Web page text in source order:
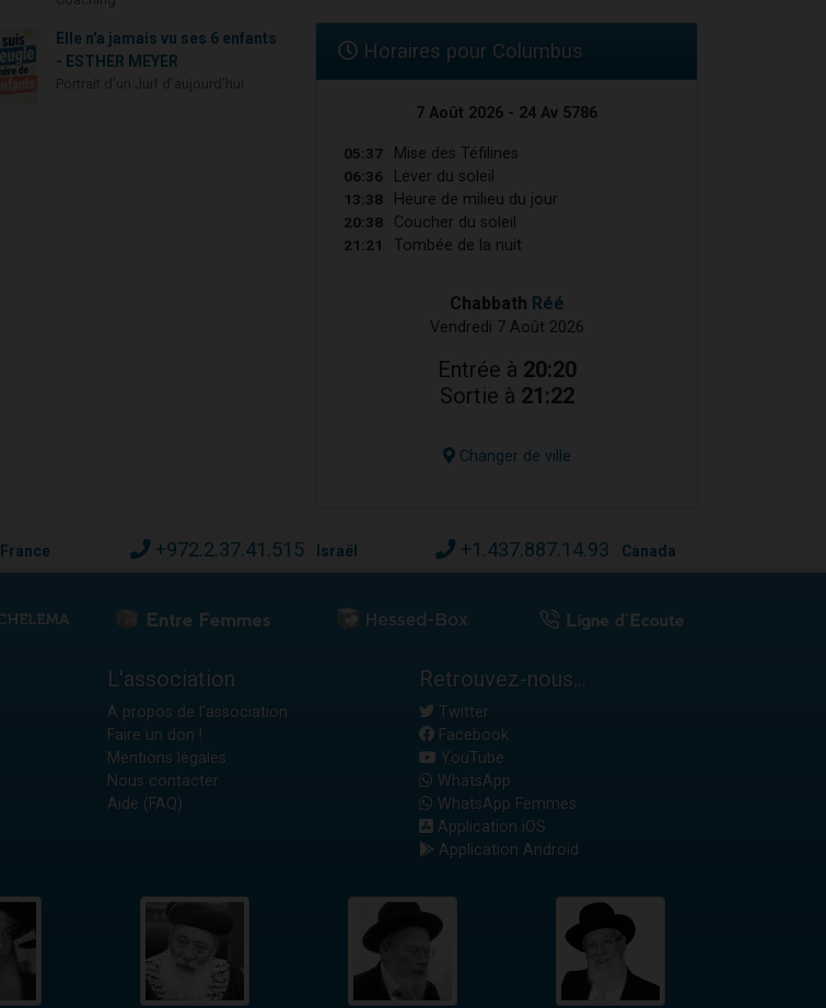
Elle n'a jamais vu ses 6 enfants
- ESTHER MEYER
Horaires pour Columbus
7 Août 2026 - 24 Av 5786
05:37 Mise des Téfilines
06:36 Lever du soleil
13:38 Heure de milieu du jour
20:38 Coucher du soleil
21:21 Tombée de la nuit
Chabbath Réé
Vendredi 7 Août 2026
Entrée à 20:20
Sortie à 21:22
Changer de ville
France +972.2.37.41.515 Israël +1.437.887.14.93 Canada
L'association
A propos de l'association
Faire un don !
Mentions légales
Nous contacter
Aide (FAQ)
Retrouvez-nous...
Twitter
Facebook
YouTube
WhatsApp
WhatsApp Femmes
Application iOS
Application Android